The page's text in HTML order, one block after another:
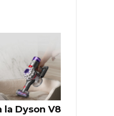
la Dyson V8